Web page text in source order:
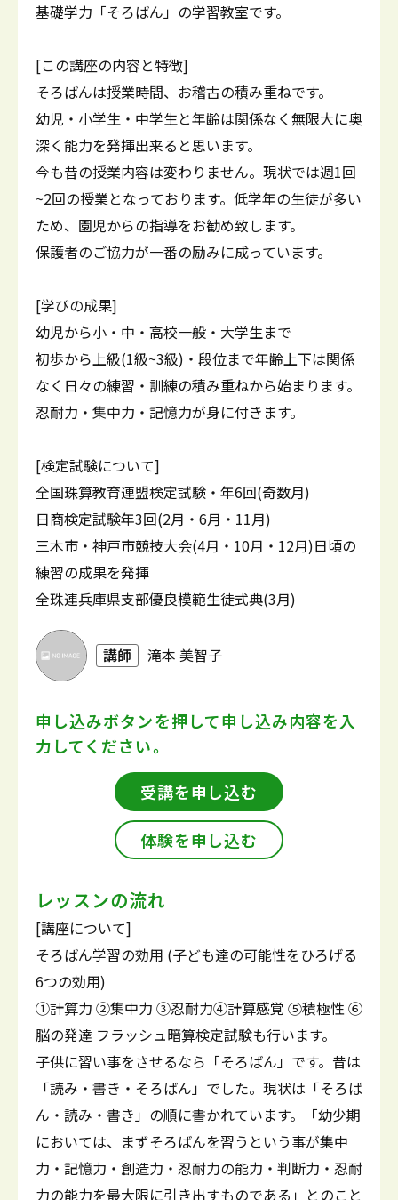
基礎学力「そろばん」の学習教室です。
[この講座の内容と特徴]
そろばんは授業時間、お稽古の積み重ねです。
幼児・小学生・中学生と年齢は関係なく無限大に奥
深く能力を発揮出来ると思います。
今も昔の授業内容は変わりません。現状では週1回
~2回の授業となっております。低学年の生徒が多い
ため、園児からの指導をお勧め致します。
保護者のご協力が一番の励みに成っています。
[学びの成果]
幼児から小・中・高校一般・大学生まで
初歩から上級(1級~3級)・段位まで年齢上下は関係
なく日々の練習・訓練の積み重ねから始まります。
忍耐力・集中力・記憶力が身に付きます。
[検定試験について]
全国珠算教育連盟検定試験・年6回(奇数月)
日商検定試験年3回(2月・6月・11月)
三木市・神戸市競技大会(4月・10月・12月)日頃の
練習の成果を発揮
全珠連兵庫県支部優良模範生徒式典(3月)
講師 滝本 美智子
申し込みボタンを押して申し込み内容を入
力してください。
受講を申し込む
体験を申し込む
レッスンの流れ
[講座について]
そろばん学習の効用 (子ども達の可能性をひろげる
6つの効用)
①計算力 ②集中力 ③忍耐力④計算感覚 ⑤積極性 ⑥
脳の発達 フラッシュ暗算検定試験も行います。
子供に習い事をさせるなら「そろばん」です。昔は
「読み・書き・そろばん」でした。現状は「そろば
ん・読み・書き」の順に書かれています。「幼少期
においては、まずそろばんを習うという事が集中
力・記憶力・創造力・忍耐力の能力・判断力・忍耐
力の能力を最大限に引き出すものである」とのこと